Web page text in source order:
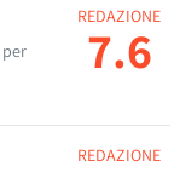
per
REDAZIONE
7.6
REDAZIONE